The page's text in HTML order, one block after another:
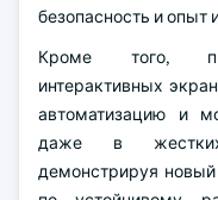
безопасность и опыт
Кроме того,
интерактивных
автоматизацию и
даже в жестких
демонстрируя